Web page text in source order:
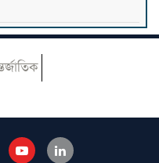
প্যাকেজ বিক্রির সুযোগ